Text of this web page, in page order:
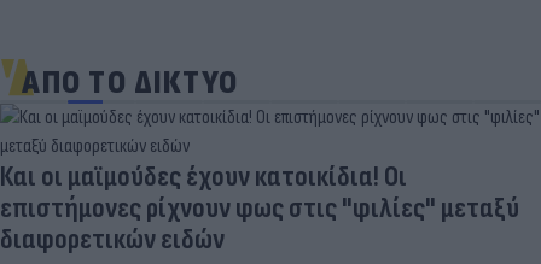
ΑΠΟ ΤΟ ΔΙΚΤΥΟ
Και οι μαϊμούδες έχουν κατοικίδια! Οι
επιστήμονες ρίχνουν φως στις "φιλίες" μεταξύ
διαφορετικών ειδών